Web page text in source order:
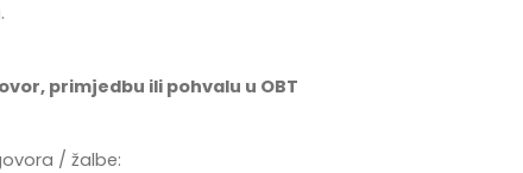
primjedbu ili pohvalu u OBT
/ žalbe: